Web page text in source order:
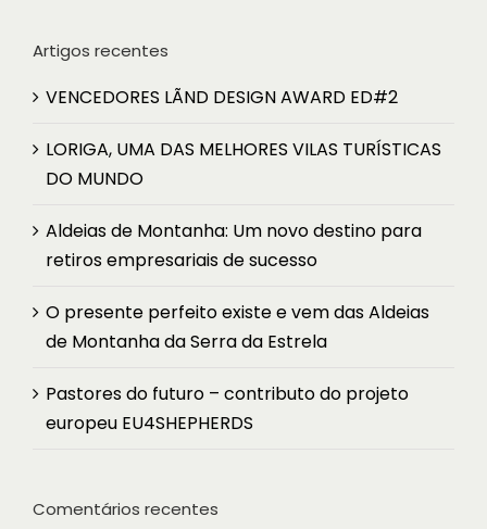
Artigos recentes
VENCEDORES LÃND DESIGN AWARD ED#2
LORIGA, UMA DAS MELHORES VILAS TURÍSTICAS
DO MUNDO
Aldeias de Montanha: Um novo destino para
retiros empresariais de sucesso
O presente perfeito existe e vem das Aldeias
de Montanha da Serra da Estrela
Pastores do futuro – contributo do projeto
europeu EU4SHEPHERDS
Comentários recentes